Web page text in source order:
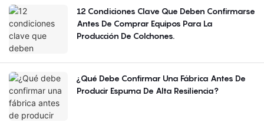
12 Condiciones Clave Que Deben Confirmarse
Antes De Comprar Equipos Para La
Producción De Colchones.
¿Qué Debe Confirmar Una Fábrica Antes De
Producir Espuma De Alta Resiliencia?